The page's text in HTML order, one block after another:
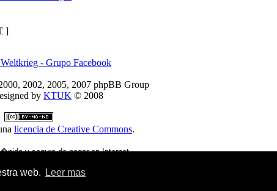
web. Leer mas
]
2002, 2005, 2007 phpBB Group
by KTUK © 2008
licencia de Creative Commons.